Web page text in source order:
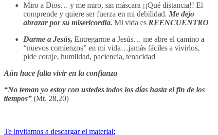
Miro a Dios… y me miro, sin máscara ¡¡Qué distancia!! El
comprende y quiere ser fuerza en mi debilidad. Me dejo
abrazar por su misericordia. Mi vida es REENCUENTRO
Darme a Jesús, Entregarme a Jesús… me abre el camino a
“nuevos comienzos” en mi vida…jamás fáciles a vivirlos,
pide coraje, humildad, paciencia, tenacidad
Aún hace falta vivir en la confianza
“No teman yo estoy con ustedes todos los días hasta el fin de los
tiempos” (Mt. 28,20)
Te invitamos a descargar el material: